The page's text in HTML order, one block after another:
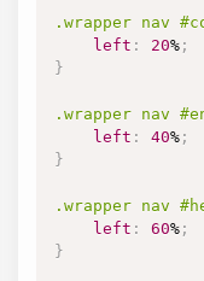
.wrapper nav
left : 20% ;
}
.wrapper nav
left : 40% ;
}
.wrapper nav
left : 60% ;
}